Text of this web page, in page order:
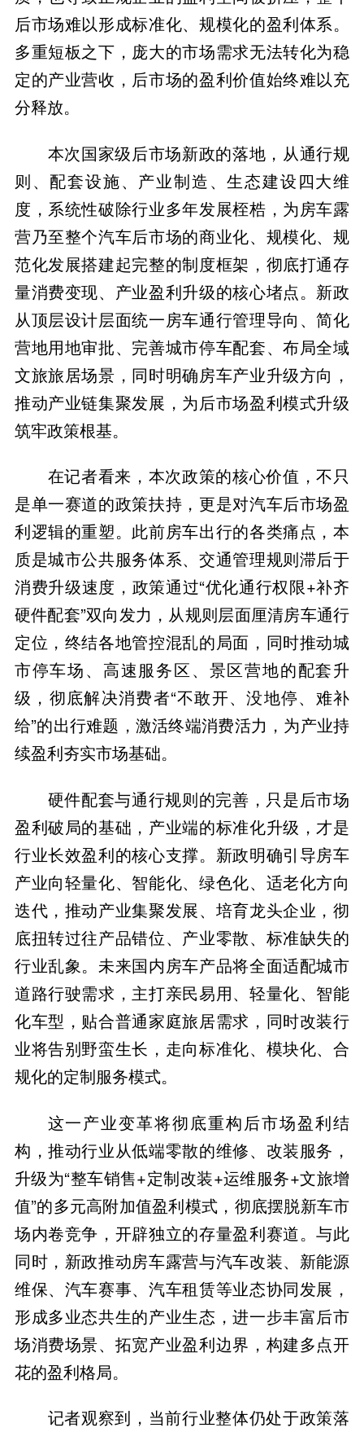
后市场难以形成标准化、规模化的盈利体系。
多重短板之下，庞大的市场需求无法转化为稳
定的产业营收，后市场的盈利价值始终难以充
分释放。
本次国家级后市场新政的落地，从通行规
则、配套设施、产业制造、生态建设四大维
度，系统性破除行业多年发展桎梏，为房车露
营乃至整个汽车后市场的商业化、规模化、规
范化发展搭建起完整的制度框架，彻底打通存
量消费变现、产业盈利升级的核心堵点。新政
从顶层设计层面统一房车通行管理导向、简化
营地用地审批、完善城市停车配套、布局全域
文旅旅居场景，同时明确房车产业升级方向，
推动产业链集聚发展，为后市场盈利模式升级
筑牢政策根基。
在记者看来，本次政策的核心价值，不只
是单一赛道的政策扶持，更是对汽车后市场盈
利逻辑的重塑。此前房车出行的各类痛点，本
质是城市公共服务体系、交通管理规则滞后于
消费升级速度，政策通过“优化通行权限+补齐
硬件配套”双向发力，从规则层面厘清房车通行
定位，终结各地管控混乱的局面，同时推动城
市停车场、高速服务区、景区营地的配套升
级，彻底解决消费者“不敢开、没地停、难补
给”的出行难题，激活终端消费活力，为产业持
续盈利夯实市场基础。
硬件配套与通行规则的完善，只是后市场
盈利破局的基础，产业端的标准化升级，才是
行业长效盈利的核心支撑。新政明确引导房车
产业向轻量化、智能化、绿色化、适老化方向
迭代，推动产业集聚发展、培育龙头企业，彻
底扭转过往产品错位、产业零散、标准缺失的
行业乱象。未来国内房车产品将全面适配城市
道路行驶需求，主打亲民易用、轻量化、智能
化车型，贴合普通家庭旅居需求，同时改装行
业将告别野蛮生长，走向标准化、模块化、合
规化的定制服务模式。
这一产业变革将彻底重构后市场盈利结
构，推动行业从低端零散的维修、改装服务，
升级为“整车销售+定制改装+运维服务+文旅增
值”的多元高附加值盈利模式，彻底摆脱新车市
场内卷竞争，开辟独立的存量盈利赛道。与此
同时，新政推动房车露营与汽车改装、新能源
维保、汽车赛事、汽车租赁等业态协同发展，
形成多业态共生的产业生态，进一步丰富后市
场消费场景、拓宽产业盈利边界，构建多点开
花的盈利格局。
记者观察到，当前行业整体仍处于政策落